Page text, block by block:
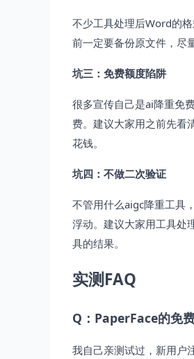
不少工具处理后Word的
前一定要备份原文件，尽
坑三：免费额度陷阱
很多宣传自己是ai降重免
费。建议大家用之前先看
花钱。
坑四：不做二次验证
不管用什么aigc降重工具
浮动。建议大家用工具处
具的结果。
实测FAQ
Q：PaperFace的免
我自己亲测试过，新用户